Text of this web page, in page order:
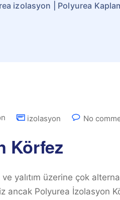
izolasyon | Polyurea
izolasyon No
Körfez
yalıtım üzerine çok
ancak Polyurea İzolasyon